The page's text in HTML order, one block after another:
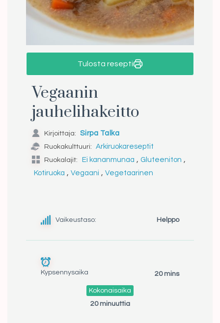
Tulosta resepti
Vegaanin
jauhelihakeitto
Kirjoittaja: Sirpa Talka
Ruokakulttuuri: Arkiruokareseptit
Ruokalajit:
Ei kananmunaa , Gluteeniton ,
Kotiruoka , Vegaani , Vegetaarinen
Vaikeustaso: Helppo
Kypsennysaika 20 mins
Kokonaisaika
20 minuuttia